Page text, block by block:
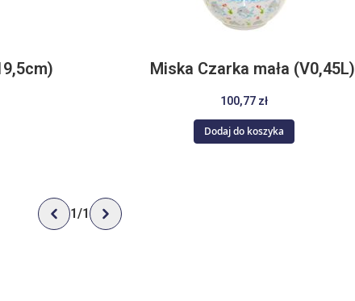
Miska Czarka mała (V0,45L)
100,77 zł
Dodaj do koszyka
1/1